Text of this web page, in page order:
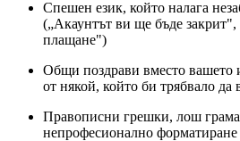
Спешен език, който налага
(„Акаунтът ви ще бъде закрит",
плащане")
Общи поздрави вместо вашето
от някой, който би трябвало да
Правописни грешки, лош
непрофесионално